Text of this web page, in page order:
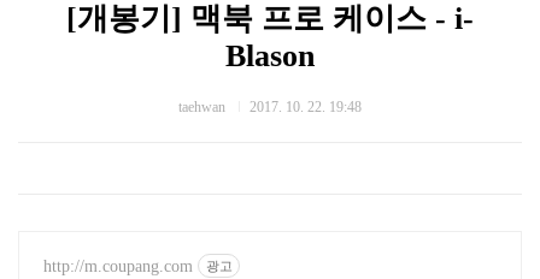
[개봉기] 맥북 프로 케이스 - i-
Blason
taehwan 2017. 10. 22. 19:48
http://m.coupang.com 광고